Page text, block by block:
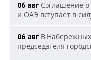
06 авг Соглашение о
и ОАЭ вступает в
06 авг В
председателя